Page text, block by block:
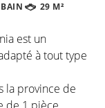
BAIN 29 M²
est un
à tout type
la province de